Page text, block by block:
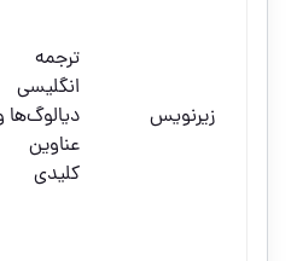
زیرنویس
ترجمه
انگلیسی
دیالوگ‌ها
عناوین
کلیدی